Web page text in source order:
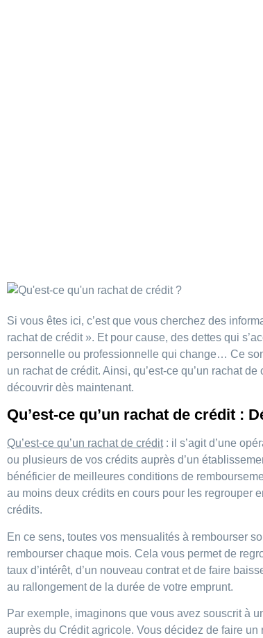
Si vous êtes ici, c’est que vous cherchez des
rachat de crédit ». Et pour cause, des dettes qui
personnelle ou professionnelle qui change… Ce
un rachat de crédit. Ainsi, qu’est-ce qu’un rachat
découvrir dès maintenant.
Qu’est-ce qu’un rachat de crédit :
Qu’est-ce qu’un rachat de crédit: il s’agit d’une
ou plusieurs de vos crédits auprès d’un
bénéficier de meilleures conditions de
au moins deux crédits en cours pour les regrouper
crédits.
En ce sens, toutes vos mensualités à rembourser
rembourser chaque mois. Cela vous permet de
taux d’intérêt, d’un nouveau contrat et de faire
au rallongement de la durée de votre emprunt.
Par exemple, imaginons que vous avez souscrit à
auprès du Crédit agricole. Vous décidez de faire